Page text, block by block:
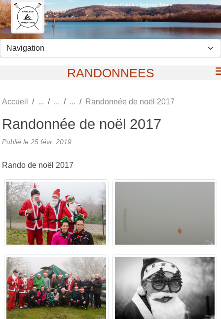
Aviron Club les Andelys Tosny
RANDONNEES
Accueil Randonnée de noël 2017
Randonnée de noël 2017
Publié le 25 févr. 2019
Rando de noël 2017
Panneau de gestion des cookies